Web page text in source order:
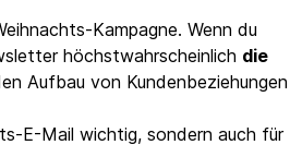
Kampagne. Wenn du
höchstwahrscheinlich die
Aufbau von Kundenbeziehungen
E-Mail wichtig, sondern auch für